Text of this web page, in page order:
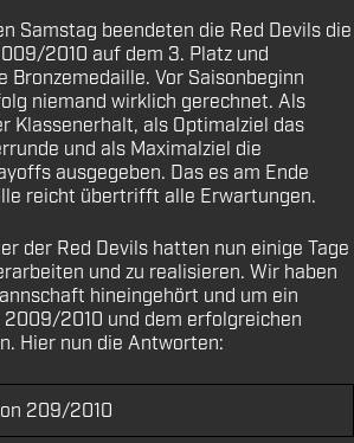
Samstag beendeten die Red Devils die
2010 auf dem 3. Platz und
Vor Saisonbeginn
niemand wirklich gerechnet. Als
Klassenerhalt, als Optimalziel das
und als Maximalziel die
ausgegeben. Das es am Ende
reicht übertrifft alle Erwartungen.
der Red Devils hatten nun einige Tage
und zu realisieren. Wir haben
hineingehört und um ein
2009/2010 und dem erfolgreichen
Hier nun die Antworten: